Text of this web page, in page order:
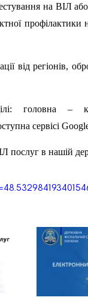
на ВІЛ
від регіонів,
головна –
сервісі
послуг в нашій